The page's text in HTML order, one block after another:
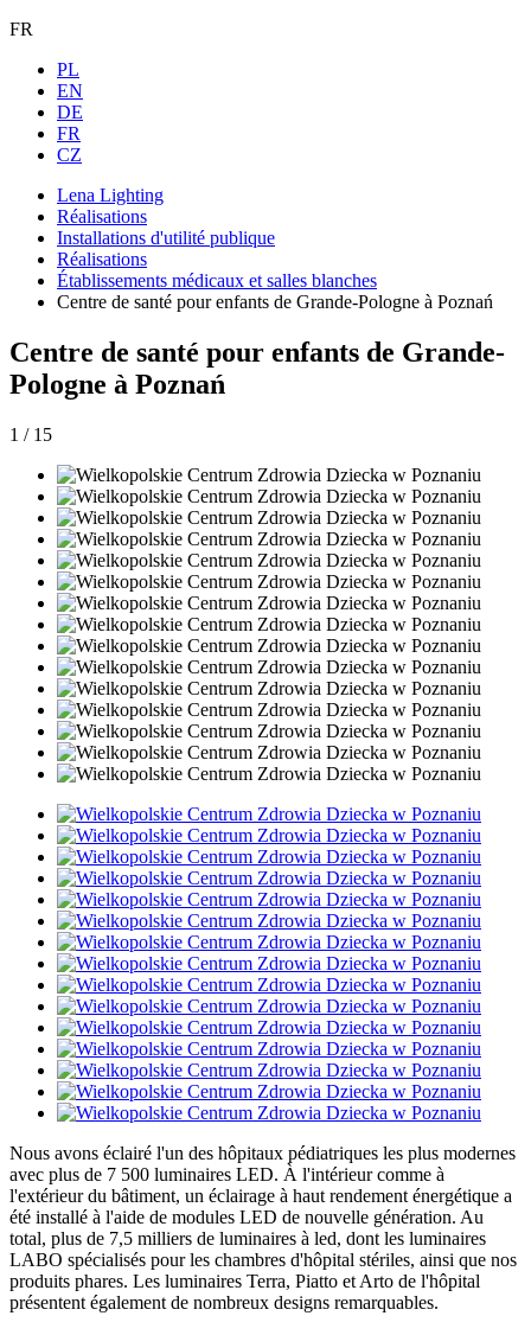
FR
PL
EN
DE
FR
CZ
Lena Lighting
Réalisations
Installations d'utilité publique
Réalisations
Établissements médicaux et salles blanches
Centre de santé pour enfants de Grande-Pologne à Poznań
Centre de santé pour enfants de Grande-
Pologne à Poznań
/ 15
Nous avons éclairé l'un des hôpitaux pédiatriques les plus modernes
avec plus de 7 500 luminaires LED. À l'intérieur comme à
l'extérieur du bâtiment, un éclairage à haut rendement énergétique a
été installé à l'aide de modules LED de nouvelle génération. Au
total, plus de 7,5 milliers de luminaires à led, dont les luminaires
LABO spécialisés pour les chambres d'hôpital stériles, ainsi que nos
produits phares. Les luminaires Terra, Piatto et Arto de l'hôpital
présentent également de nombreux designs remarquables.